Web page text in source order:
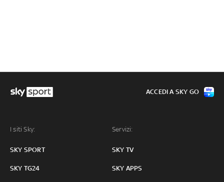
I siti Sky:
SKY SPORT
SKY TG24
Servizi:
SKY TV
SKY APPS
ACCEDI A SKY GO